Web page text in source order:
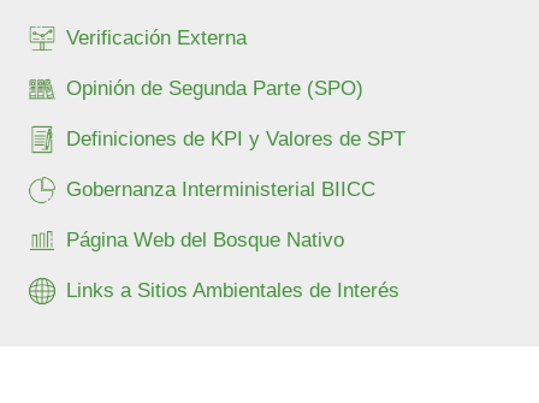
Verificación Externa
Opinión de Segunda Parte (SPO)
Definiciones de KPI y Valores de SPT
Gobernanza Interministerial BIICC
Página Web del Bosque Nativo
Links a Sitios Ambientales de Interés